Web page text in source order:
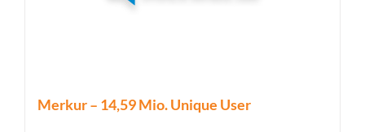
Merkur – 14,59 Mio. Unique User